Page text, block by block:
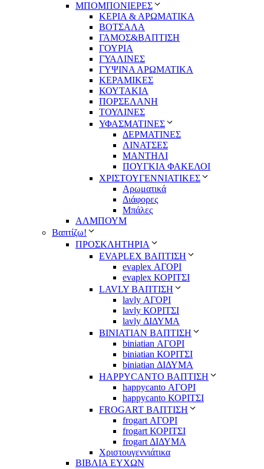
ΜΠΟΜΠΟΝΙΕΡΕΣ
ΚΕΡΙΑ & ΑΡΩΜΑΤΙΚΑ
ΒΟΤΣΑΛΑ
ΓΑΜΟΣ&ΒΑΠΤΙΣΗ
ΓΟΥΡΙΑ
ΓΥΑΛΙΝΕΣ
ΓΥΨΙΝΑ ΑΡΩΜΑΤΙΚΑ
ΚΕΡΑΜΙΚΕΣ
ΚΟΥΤΑΚΙΑ
ΠΟΡΣΕΛΑΝΗ
ΤΟΥΛΙΝΕΣ
ΥΦΑΣΜΑΤΙΝΕΣ
ΔΕΡΜΑΤΙΝΕΣ
ΛΙΝΑΤΣΕΣ
ΜΑΝΤΗΛΙ
ΠΟΥΓΚΙΑ ΦΑΚΕΛΟΙ
ΧΡΙΣΤΟΥΓΕΝΝΙΑΤΙΚΕΣ
Αρωματικά
Διάφορες
Μπάλες
ΑΛΜΠΟΥΜ
Βαπτίζω!
ΠΡΟΣΚΛΗΤΗΡΙΑ
EVAPLEX ΒΑΠΤΙΣΗ
evaplex ΑΓΟΡΙ
evaplex ΚΟΡΙΤΣΙ
LAVLY ΒΑΠΤΙΣΗ
lavly ΑΓΟΡΙ
lavly ΚΟΡΙΤΣΙ
lavly ΔΙΔΥΜΑ
ΒΙΝΙΑΤΙΑΝ ΒΑΠΤΙΣΗ
biniatian ΑΓΟΡΙ
biniatian ΚΟΡΙΤΣΙ
biniatian ΔΙΔΥΜΑ
HAPPYCANTO ΒΑΠΤΙΣΗ
happycanto ΑΓΟΡΙ
happycanto ΚΟΡΙΤΣΙ
FROGART ΒΑΠΤΙΣΗ
frogart ΑΓΟΡΙ
frogart ΚΟΡΙΤΣΙ
frogart ΔΙΔΥΜΑ
Χριστουγεννιάτικα
ΒΙΒΛΙΑ ΕΥΧΩΝ